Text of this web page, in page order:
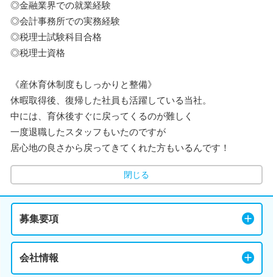
◎金融業界での就業経験
◎会計事務所での実務経験
◎税理士試験科目合格
◎税理士資格
《産休育休制度もしっかりと整備》
休暇取得後、復帰した社員も活躍している当社。
中には、育休後すぐに戻ってくるのが難しく
一度退職したスタッフもいたのですが
居心地の良さから戻ってきてくれた方もいるんです！
閉じる
募集要項
会社情報